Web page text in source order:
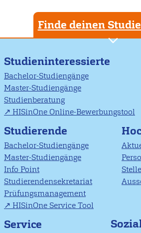
Finde deinen
Studieninteressierte
Bachelor-Studiengänge
Master-Studiengänge
Studienberatung
HISinOne Online-Bewerbungstool
Studierende
Bachelor-Studiengänge
Master-Studiengänge
Info Point
Studierendensekretariat
Prüfungsmanagement
HISinOne Service Tool
Service